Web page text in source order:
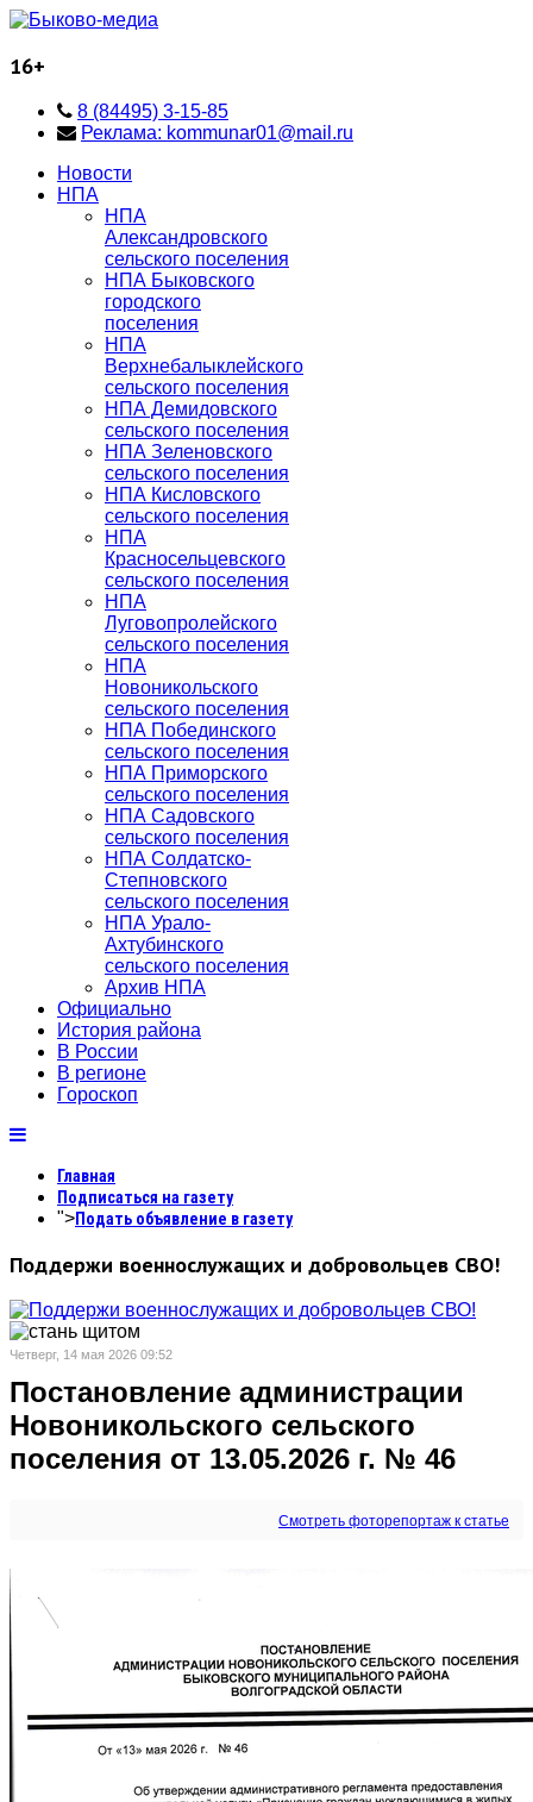
16+
8 (84495) 3-15-85
Реклама: kommunar01@mail.ru
Новости
НПА
НПА
Александровского
сельского поселения
НПА Быковского
городского
поселения
НПА
Верхнебалыклейского
сельского поселения
НПА Демидовского
сельского поселения
НПА Зеленовского
сельского поселения
НПА Кисловского
сельского поселения
НПА
Красносельцевского
сельского поселения
НПА
Луговопролейского
сельского поселения
НПА
Новоникольского
сельского поселения
НПА Побединского
сельского поселения
НПА Приморского
сельского поселения
НПА Садовского
сельского поселения
НПА Солдатско-
Степновского
сельского поселения
НПА Урало-
Ахтубинского
сельского поселения
Архив НПА
Официально
История района
В России
В регионе
Гороскоп
Главная
Подписаться на газету
">Подать объявление в газету
Поддержи военнослужащих и добровольцев СВО!
Четверг, 14 мая 2026 09:52
Постановление администрации
Новоникольского сельского
поселения от 13.05.2026 г. № 46
Смотреть фоторепортаж к статье